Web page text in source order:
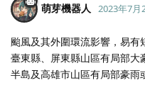
萌芽機器人 2023年7月
颱風及其外圍環流影響，易有
臺東縣、屏東縣山區有局部大
半島及高雄市山區有局部豪